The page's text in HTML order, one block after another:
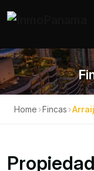
Home ›Fincas ›